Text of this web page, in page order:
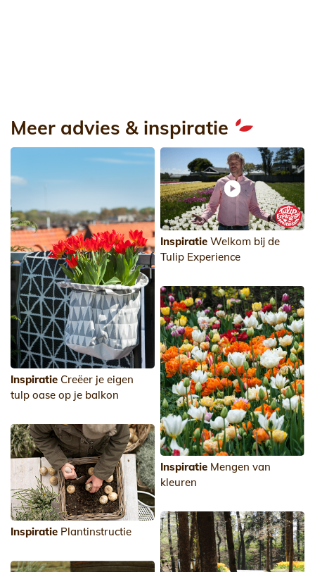
Meer advies & inspiratie
Inspiratie Creëer je eigen
tulp oase op je balkon
Inspiratie Welkom bij de
Tulip Experience
Inspiratie Mengen van
kleuren
Inspiratie Plantinstructie